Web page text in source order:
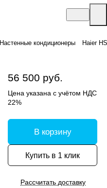
Настенные кондиционеры Haier
56 500 руб.
Цена указана с учётом НДС
22%
В корзину
Купить в 1 клик
Рассчитать доставку